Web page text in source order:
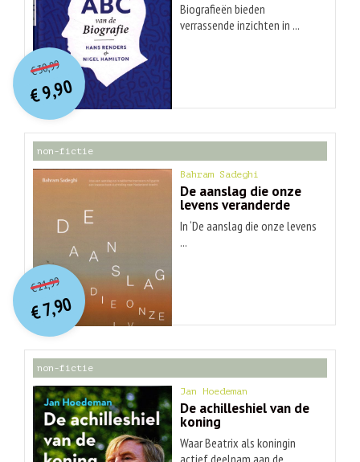
Biografieën bieden
verrassende inzichten in ...
€30,99O
orspr
onkelijke
prijs
was:
€ 30,99.
€9,90
Huidige
prijs
is:
€ 9,90.
non-fictie
Bahram Sadeghi
De aanslag die onze
levens veranderde
In ‘De aanslag die onze levens
...
€21,99O
orspr
onkelijke
prijs
was:
€ 21,99.
€7,90
Huidige
prijs
is:
€ 7,90.
non-fictie
Jan Hoedeman
De achilleshiel van de
koning
Waar Beatrix als koningin
actief deelnam aan de ...